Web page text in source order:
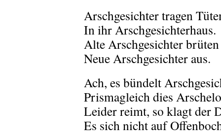
Arschgesichter tragen
In ihr Arschgesichterhaus.
Alte Arschgesichter brüten
Neue Arschgesichter aus.
Ach, es bündelt
Prismagleich dies
Leider reimt, so klagt der
Es sich nicht auf